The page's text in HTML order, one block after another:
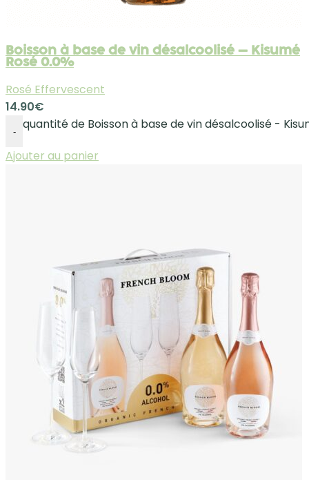
Boisson à base de vin désalcoolisé – Kisumé
Rosé 0.0%
Rosé Effervescent
14.90€
-
quantité de Boisson à base de vin désalcoolisé -
Ajouter au panier